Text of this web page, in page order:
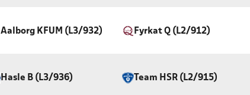
Aalborg KFUM (L3/932) Fyrkat Q (L2/912)
Hasle B (L3/936) Team HSR (L2/915)